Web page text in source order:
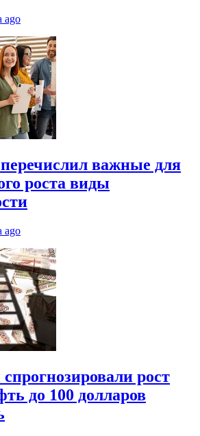
ago
важные для
роста виды
ago
рост
до 100 долларов